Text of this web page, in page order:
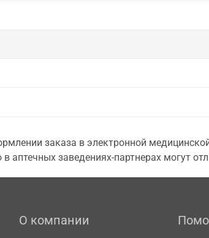
заказа в электронной
аптечных заведениях-партнерах могут
О компании